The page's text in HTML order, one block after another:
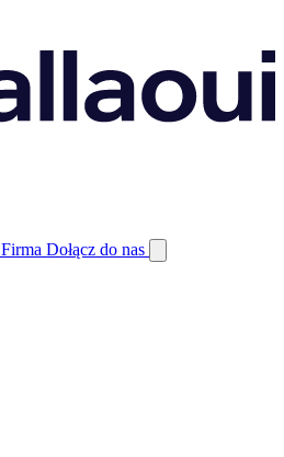
Firma Dołącz do nas